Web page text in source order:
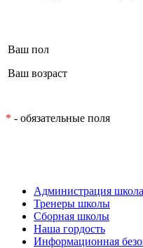
Ваш пол
Ваш возраст
* - обязательные поля
Администрация школа
Тренеры школы
Сборная школы
Наша гордость
Информационная